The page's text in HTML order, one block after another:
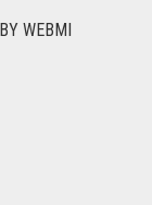
WEBMI